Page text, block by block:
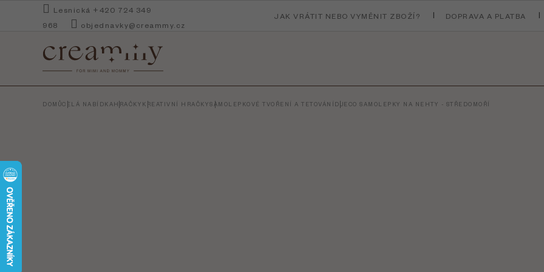
Lesnická +420 724 349
968
objednavky@creammy.cz
JAK VRÁTIT NEBO VYMĚNIT ZBOŽÍ? DOPRAVA A PLATBA
DOMŮCELÁ NABÍDKAHRAČKY KREATIVNÍ HRAČKYSAMOLEPKOVÉ TVOŘENÍ A TETOVÁNÍ DJECO SAMOLEPKY NA NEHTY - STŘEDOMOŘÍ